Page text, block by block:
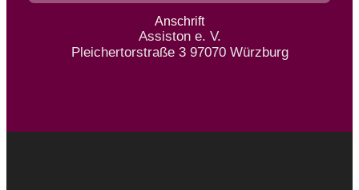
Anschrift
Assiston e. V.
Pleichertorstraße 3 97070 Würzburg